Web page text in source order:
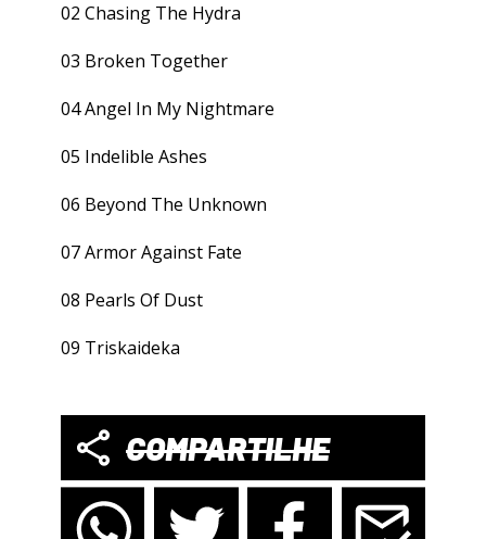
02 Chasing The Hydra
03 Broken Together
04 Angel In My Nightmare
05 Indelible Ashes
06 Beyond The Unknown
07 Armor Against Fate
08 Pearls Of Dust
09 Triskaideka
COMPARTILHE